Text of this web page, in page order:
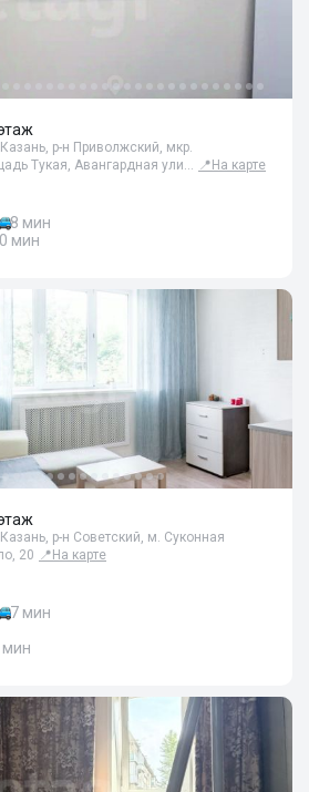
р-н Приволжский, мкр.
Тукая, Авангардная ули… 📍 На карте
8 мин
мин
р-н Советский, м. Суконная
20 📍 На карте
7 мин
мин